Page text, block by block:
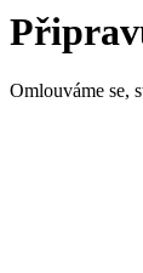
Omlouváme se,